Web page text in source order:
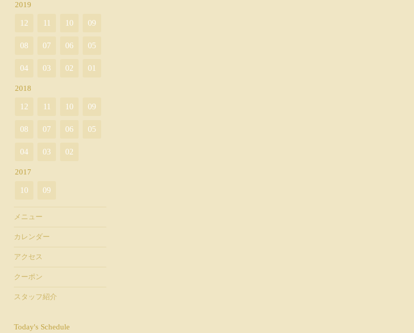
2019
12 11 10 09
08 07 06 05
04 03 02 01
2018
12 11 10 09
08 07 06 05
04 03 02
2017
10 09
メニュー
カレンダー
アクセス
クーポン
スタッフ紹介
Today's Schedule